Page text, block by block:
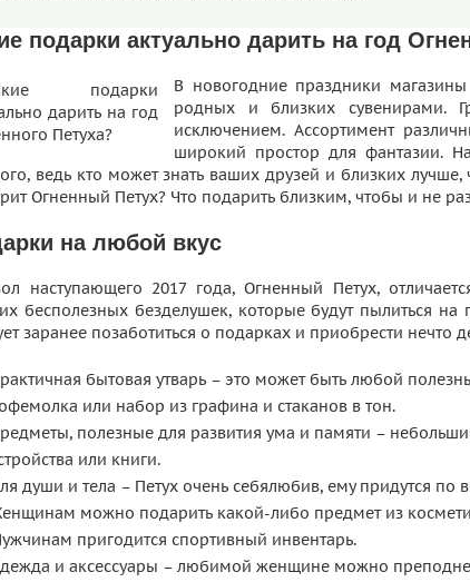
подарки актуально дарить на год
В новогодние праздники
родных и близких сувенирами.
исключением. Ассортимент
широкий простор для фантазии.
ведь кто может знать ваших друзей и близких
Огненный Петух? Что подарить близким, чтобы и не
на любой вкус
наступающего 2017 года, Огненный Петух,
бесполезных безделушек, которые будут пылиться
заранее позаботиться о подарках и приобрести нечто
бытовая утварь – это может быть любой
или набор из графина и стаканов в тон.
полезные для развития ума и памяти –
или книги.
души и тела – Петух очень себялюбив, ему придутся по
можно подарить какой-либо предмет из
пригодится спортивный инвентарь.
и аксессуары – любимой женщине можно